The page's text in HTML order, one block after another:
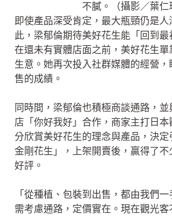
不膩。（攝影／葉仁
即使產品深受肯定，最大瓶頸仍是
此，梁郁倫期待美好花生能「回到
在還未有實體店面之前，美好花生
生意。她再次投入社群媒體的經營
售的成績。
同時間，梁郁倫也積極商談通路，
店「你好我好」合作，商家主打日
分欣賞美好花生的理念與產品，決
金剛花生」，上架開賣後，贏得了
好評。
「從種植、包裝到出售，都由我們
需考慮通路，定價實在。現在觀光